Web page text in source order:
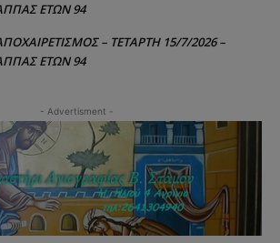
ΕΤΩΝ 94
– ΤΕΤΑΡΤΗ 15/7/2026 –
ΕΤΩΝ 94
- Advertisment -